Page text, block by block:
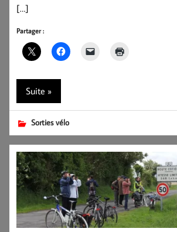
[…]
Partager :
Suite »
Sorties vélo